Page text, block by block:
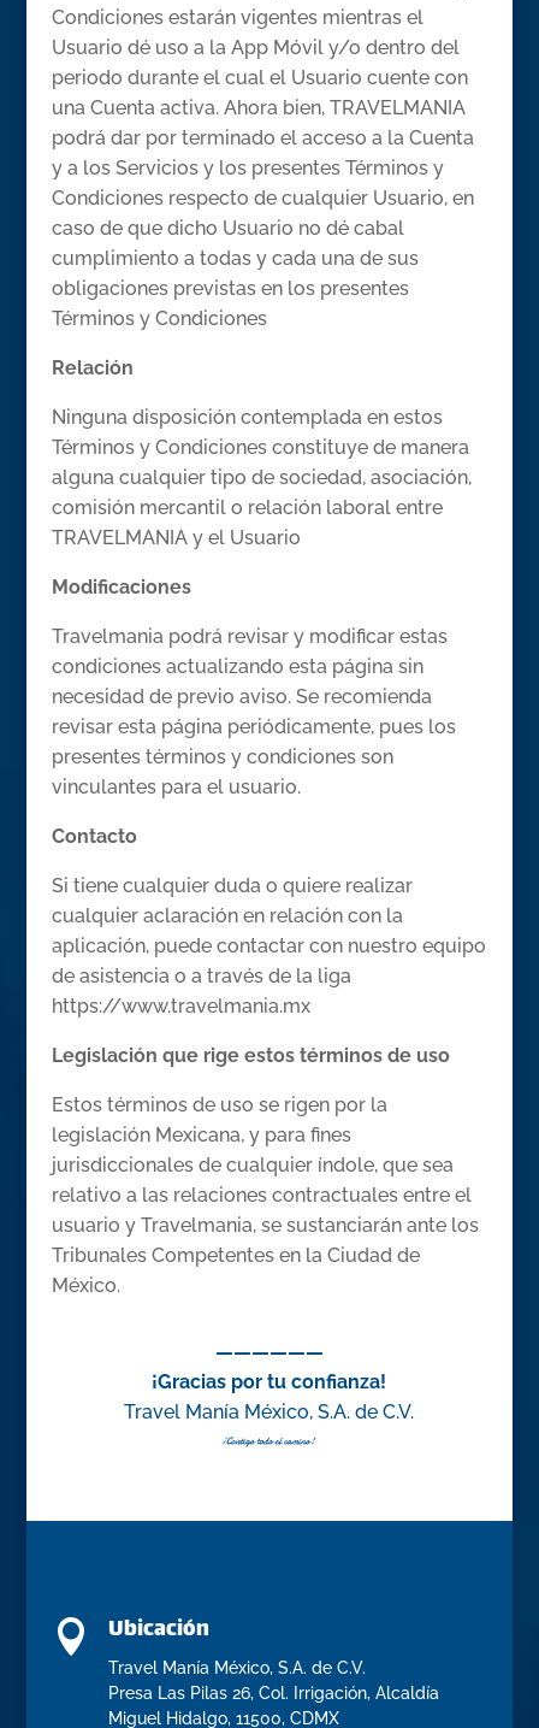
Condiciones estarán vigentes mientras el
Usuario dé uso a la App Móvil y/o dentro del
periodo durante el cual el Usuario cuente con
una Cuenta activa. Ahora bien, TRAVELMANIA
podrá dar por terminado el acceso a la Cuenta
y a los Servicios y los presentes Términos y
Condiciones respecto de cualquier Usuario, en
caso de que dicho Usuario no dé cabal
cumplimiento a todas y cada una de sus
obligaciones previstas en los presentes
Términos y Condiciones
Relación
Ninguna disposición contemplada en estos
Términos y Condiciones constituye de manera
alguna cualquier tipo de sociedad, asociación,
comisión mercantil o relación laboral entre
TRAVELMANIA y el Usuario
Modificaciones
Travelmania podrá revisar y modificar estas
condiciones actualizando esta página sin
necesidad de previo aviso. Se recomienda
revisar esta página periódicamente, pues los
presentes términos y condiciones son
vinculantes para el usuario.
Contacto
Si tiene cualquier duda o quiere realizar
cualquier aclaración en relación con la
aplicación, puede contactar con nuestro equipo
de asistencia o a través de la liga
https://www.travelmania.mx
Legislación que rige estos términos de uso
Estos términos de uso se rigen por la
legislación Mexicana, y para fines
jurisdiccionales de cualquier índole, que sea
relativo a las relaciones contractuales entre el
usuario y Travelmania, se sustanciarán ante los
Tribunales Competentes en la Ciudad de
México.
——————
¡Gracias por tu confianza!
Travel Manía México, S.A. de C.V.
 Ubicación
Travel Manía México, S.A. de C.V.
Presa Las Pilas 26, Col. Irrigación, Alcaldía
Miguel Hidalgo, 11500, CDMX